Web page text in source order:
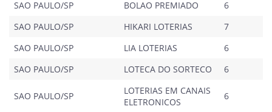
SAO PAULO/SP BOLAO PREMIADO
6
SAO PAULO/SP
HIKARI LOTERIAS
7
SAO PAULO/SP
LIA LOTERIAS
6
SAO PAULO/SP
LOTECA DO SORTECO 6
SAO PAULO/SP
LOTERIAS EM CANAIS
ELETRONICOS
6